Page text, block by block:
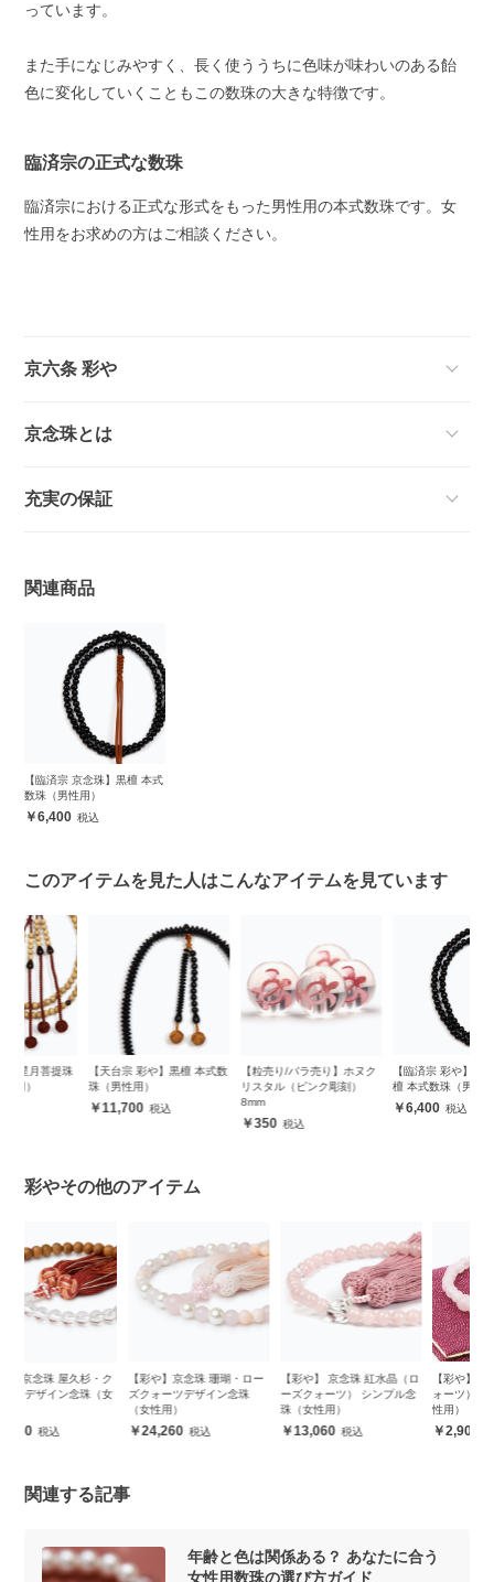
っています。
また手になじみやすく、長く使ううちに色味が味わいのある飴
色に変化していくこともこの数珠の大きな特徴です。
臨済宗の正式な数珠
臨済宗における正式な形式をもった男性用の本式数珠です。女
性用をお求めの方はご相談ください。
京六条 彩や
京念珠とは
充実の保証
関連商品
【臨済宗 京念珠】黒檀 本式
数珠（男性用）
6,400
このアイテムを見た人はこんなアイテムを見ています
【天台宗 彩や】黒檀 本式数
珠（男性用）
【粒売り/バラ売り】ホヌク
リスタル（ピンク彫刻）
【臨済宗 彩や】 京念珠 黒
檀 本式数珠（男性用）
彩やその他のアイテム
【彩や】京念珠 珊瑚・ロー
ズクォーツデザイン念珠
24,260
【彩や】 京念珠 紅水晶（ロ
ーズクォーツ） シンプル念
珠（女性用）
13,060
【彩や】紅水晶（ローズク
ォーツ） シンプル念珠（女
性用）【選べる念珠袋付
き】2,900
関連する記事
年齢と色は関係ある？ あなたに合う
女性用数珠の選び方ガイド